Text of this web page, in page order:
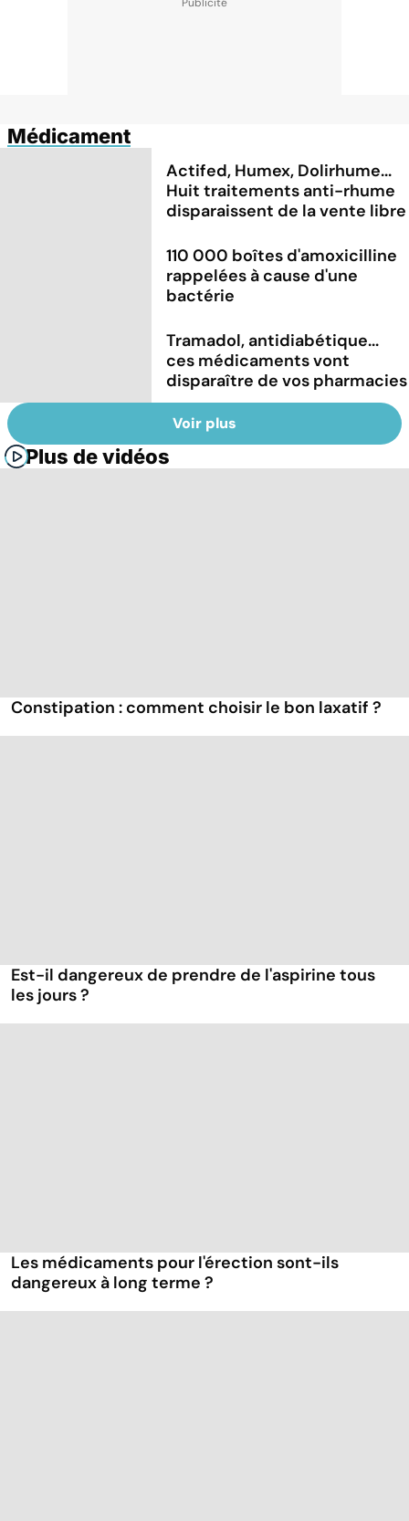
Médicament
Actifed, Humex, Dolirhume...
Huit traitements anti-rhume
disparaissent de la vente libre
110 000 boîtes d'amoxicilline
rappelées à cause d'une
bactérie
Tramadol, antidiabétique...
ces médicaments vont
disparaître de vos pharmacies
Voir plus
Plus de vidéos
Constipation : comment choisir le bon laxatif ?
Est-il dangereux de prendre de l'aspirine tous
les jours ?
Les médicaments pour l'érection sont-ils
dangereux à long terme ?